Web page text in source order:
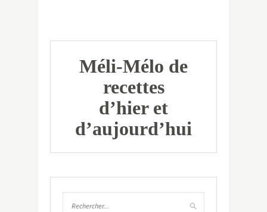
Méli-Mélo de
recettes
d’hier et
d’aujourd’hui